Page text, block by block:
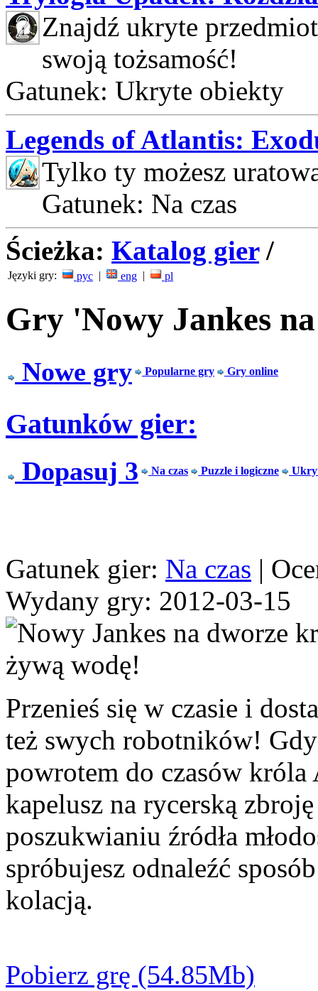
Znajdź ukryte
swoją tożsamość!
Gatunek: Ukryte obiekty
Legends of Atlantis:
Tylko ty możesz
Gatunek: Na czas
Ścieżka: Katalog gier/
Języki gry: рус | eng | pl
Gry 'Nowy Jankes
Nowe gry Popularne gry Gry online
Gatunków gier:
Dopasuj 3 Na czas Puzzle i logiczne
Gatunek gier: Na czas |
Wydany gry: 2012-03-15
Przenieś się w czasie i
też swych robotników!
powrotem do czasów
kapelusz na rycerską
poszukwianiu źródła
spróbujesz odnaleźć
kolacją.
Pobierz grę (54.85Mb)